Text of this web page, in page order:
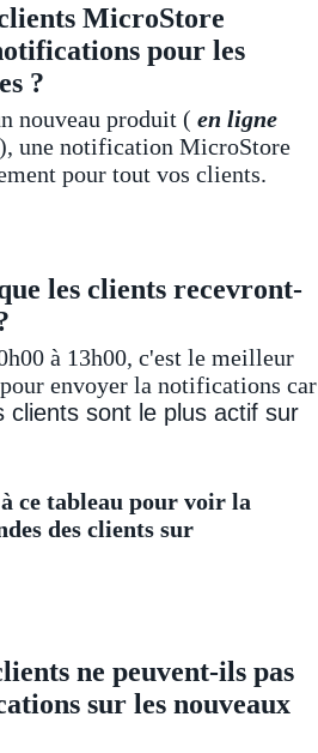
MicroStore
pour les
?
nouveau produit ( en ligne
), une notification MicroStore
pour tout vos clients.
les clients recevront-
à 13h00, c'est le meilleur
envoyer la notifications car
clients sont le plus actif sur
ce tableau pour voir la
des clients sur
ne peuvent-ils pas
sur les nouveaux